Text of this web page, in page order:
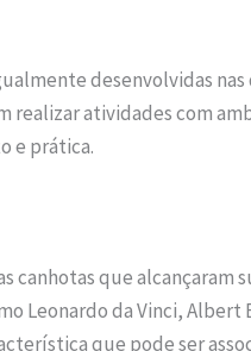
desenvolvidas
atividades com
e prática.
canhotas que alcançaram
Leonardo da Vinci,
que pode ser